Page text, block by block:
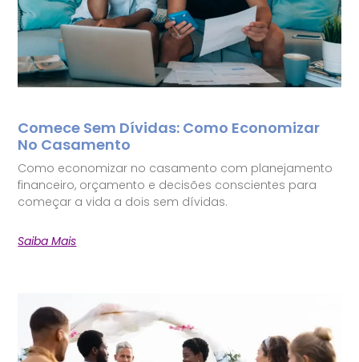
Comece Sem Dívidas: Como Economizar
No Casamento
Como economizar no casamento com planejamento
financeiro, orçamento e decisões conscientes para
começar a vida a dois sem dívidas.
Saiba Mais